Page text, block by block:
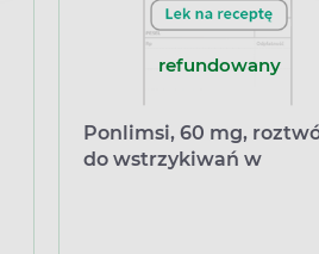
refundowany
Ponlimsi, 60 mg,
do wstrzykiwań w